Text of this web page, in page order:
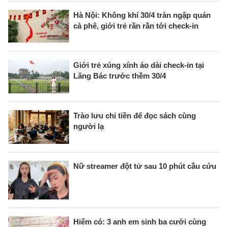
Hà Nội: Không khí 30/4 tràn ngập quán
cà phê, giới trẻ rần rần tới check-in
Giới trẻ xúng xính áo dài check-in tại
Lăng Bác trước thềm 30/4
Trào lưu chi tiền để đọc sách cùng
người lạ
Nữ streamer đột tử sau 10 phút cầu cứu
Hiếm có: 3 anh em sinh ba cưới cùng